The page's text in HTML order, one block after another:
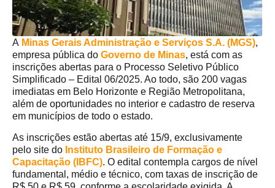
A Minas Gerais Administração e Serviços S.A. (MGS),
empresa pública doGoverno de Minas, está com as
inscrições abertas para o Processo Seletivo Público
Simplificado – Edital 06/2025. Ao todo, são 200 vagas
imediatas em Belo Horizonte e Região Metropolitana,
além de oportunidades no interior e cadastro de reserva
em municípios de todo o estado.
As inscrições estão abertas até 15/9, exclusivamente
pelo site do Instituto Brasileiro de Formação e
Capacitação (IBFC). O edital contempla cargos de nível
fundamental, médio e técnico, com taxas de inscrição de